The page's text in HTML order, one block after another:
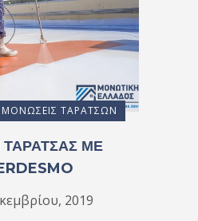
ΜΟΝΏΣΕΙΣ ΤΑΡΑΤΣΏΝ
ΜΕ
2019